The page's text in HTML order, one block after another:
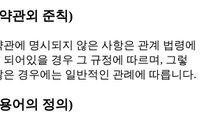
관외 준칙)
관에 명시되지 않은 사항은 관계 법령에
되어있을 경우 그 규정에 따르며, 그렇
은 경우에는 일반적인 관례에 따릅니다.
어의 정의)